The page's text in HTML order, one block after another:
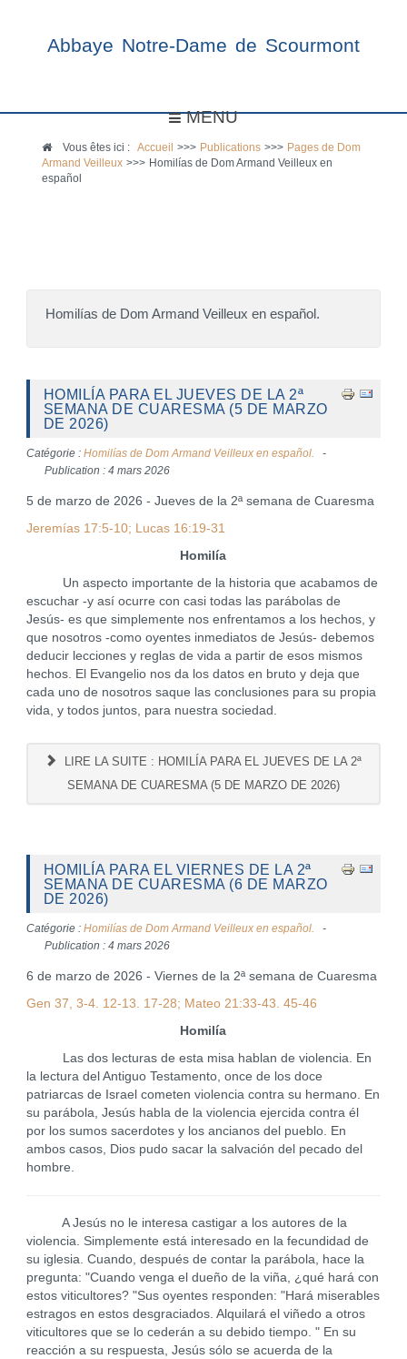
Abbaye Notre-Dame de Scourmont
MENU
Vous êtes ici :Accueil >>> Publications >>> Pages de Dom
Armand Veilleux >>> Homilías de Dom Armand Veilleux en
español
Homilías de Dom Armand Veilleux en español.
HOMILÍA PARA EL JUEVES DE LA 2ª
SEMANA DE CUARESMA (5 DE MARZO
DE 2026)
Catégorie : Homilías de Dom Armand Veilleux en español.
Publication : 4 mars 2026
5 de marzo de 2026 - Jueves de la 2ª semana de Cuaresma
Jeremías 17:5-10; Lucas 16:19-31
Homilía
Un aspecto importante de la historia que acabamos de
escuchar -y así ocurre con casi todas las parábolas de
Jesús- es que simplemente nos enfrentamos a los hechos, y
que nosotros -como oyentes inmediatos de Jesús- debemos
deducir lecciones y reglas de vida a partir de esos mismos
hechos. El Evangelio nos da los datos en bruto y deja que
cada uno de nosotros saque las conclusiones para su propia
vida, y todos juntos, para nuestra sociedad.
LIRE LA SUITE : HOMILÍA PARA EL JUEVES DE LA 2ª
SEMANA DE CUARESMA (5 DE MARZO DE 2026)
HOMILÍA PARA EL VIERNES DE LA 2ª
SEMANA DE CUARESMA (6 DE MARZO
DE 2026)
Catégorie : Homilías de Dom Armand Veilleux en español.
Publication : 4 mars 2026
6 de marzo de 2026 - Viernes de la 2ª semana de Cuaresma
Gen 37, 3-4. 12-13. 17-28; Mateo 21:33-43. 45-46
Homilía
Las dos lecturas de esta misa hablan de violencia. En
la lectura del Antiguo Testamento, once de los doce
patriarcas de Israel cometen violencia contra su hermano. En
su parábola, Jesús habla de la violencia ejercida contra él
por los sumos sacerdotes y los ancianos del pueblo. En
ambos casos, Dios pudo sacar la salvación del pecado del
hombre.
A Jesús no le interesa castigar a los autores de la
violencia. Simplemente está interesado en la fecundidad de
su iglesia. Cuando, después de contar la parábola, hace la
pregunta: "Cuando venga el dueño de la viña, ¿qué hará con
estos viticultores? "Sus oyentes responden: "Hará miserables
estragos en estos desgraciados. Alquilará el viñedo a otros
viticultores que se lo cederán a su debido tiempo. " En su
reacción a su respuesta, Jesús sólo se acuerda de la